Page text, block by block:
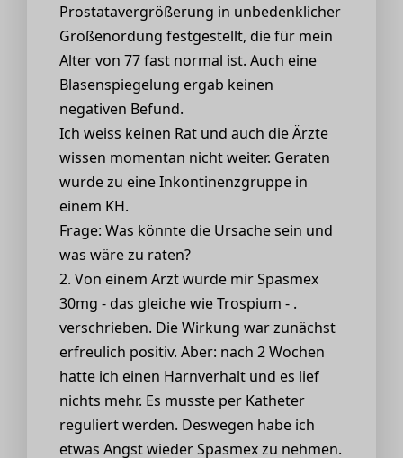
Prostatavergrößerung in unbedenklicher
Größenordung festgestellt, die für mein
Alter von 77 fast normal ist. Auch eine
Blasenspiegelung ergab keinen
negativen Befund.
Ich weiss keinen Rat und auch die Ärzte
wissen momentan nicht weiter. Geraten
wurde zu eine Inkontinenzgruppe in
einem KH.
Frage: Was könnte die Ursache sein und
was wäre zu raten?
2. Von einem Arzt wurde mir Spasmex
30mg - das gleiche wie Trospium - .
verschrieben. Die Wirkung war zunächst
erfreulich positiv. Aber: nach 2 Wochen
hatte ich einen Harnverhalt und es lief
nichts mehr. Es musste per Katheter
reguliert werden. Deswegen habe ich
etwas Angst wieder Spasmex zu nehmen.